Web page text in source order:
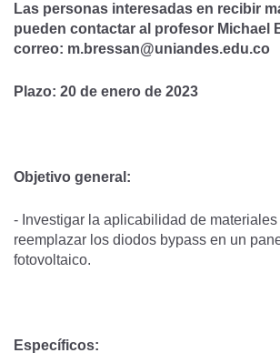
Las personas interesadas en recibir
pueden contactar al profesor Michael
correo: m.bressan@uniandes.edu.co
Plazo: 20 de enero de 2023
Objetivo general:
- Investigar la aplicabilidad de
reemplazar los diodos bypass en un
fotovoltaico.
Específicos: